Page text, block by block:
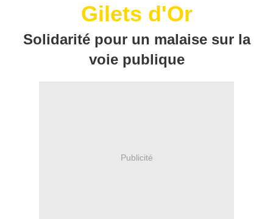
Gilets d'Or
Solidarité pour un malaise sur la
voie publique
Publicité